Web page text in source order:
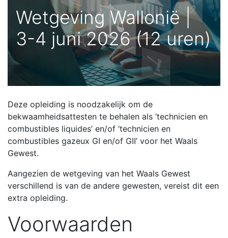
Wetgeving Wallonië |
3-4 juni 2026 (12 uren)
Deze opleiding is noodzakelijk om de
bekwaamheidsattesten te behalen als ‘technicien en
combustibles liquides’ en/of ‘technicien en
combustibles gazeux GI en/of GII’ voor het Waals
Gewest.
Aangezien de wetgeving van het Waals Gewest
verschillend is van de andere gewesten, vereist dit een
extra opleiding.
Voorwaarden